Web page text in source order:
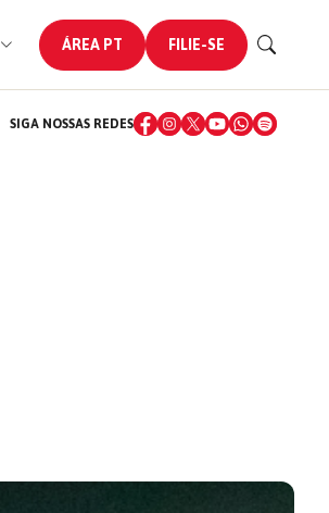
ÁREA PT FILIE-SE
SIGA NOSSAS REDES